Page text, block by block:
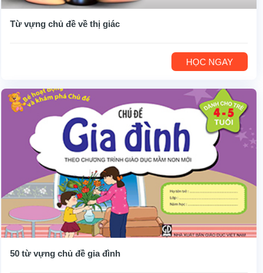
Từ vựng chủ đề về thị giác
HỌC NGAY
50 từ vựng chủ đề gia đình